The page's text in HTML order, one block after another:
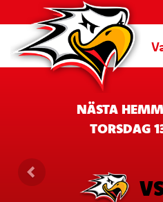
NÄSTA
TORSDAG